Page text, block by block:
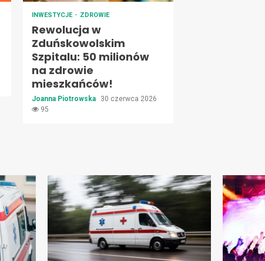
INWESTYCJE ZDROWIE
Rewolucja w
Zduńskowolskim
Szpitalu: 50 milionów
na zdrowie
mieszkańców!
Joanna Piotrowska
30 czerwca 2026
95